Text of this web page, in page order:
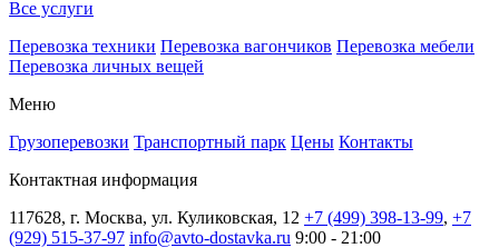
Все услуги
Перевозка техники Перевозка вагончиков Перевозка мебели
Перевозка личных вещей
Меню
Грузоперевозки Транспортный парк Цены Контакты
Контактная информация
117628, г. Москва, ул. Куликовская, 12 +7 (499) 398-13-99, +7
(929) 515-37-97 info@avto-dostavka.ru 9:00 - 21:00